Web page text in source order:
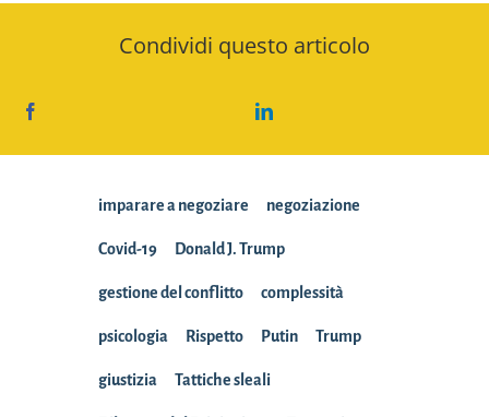
Condividi questo articolo
imparare a negoziare negoziazione
Covid-19 Donald J. Trump
gestione del conflitto complessità
psicologia Rispetto Putin Trump
giustizia Tattiche sleali